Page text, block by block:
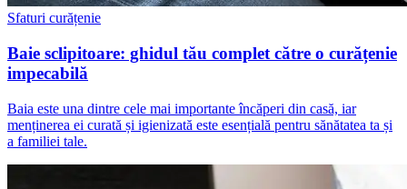
Sfaturi curățenie
Baie sclipitoare: ghidul tău complet către o curățenie
impecabilă
Baia este una dintre cele mai importante încăperi din casă, iar
menținerea ei curată și igienizată este esențială pentru sănătatea ta și
a familiei tale.